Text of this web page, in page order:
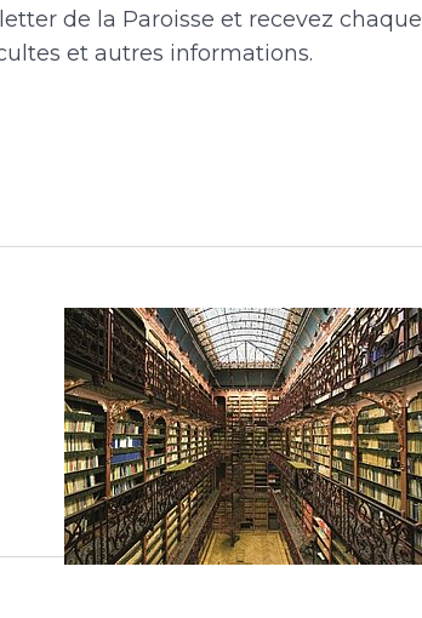
de la Paroisse et recevez chaque
et autres informations.